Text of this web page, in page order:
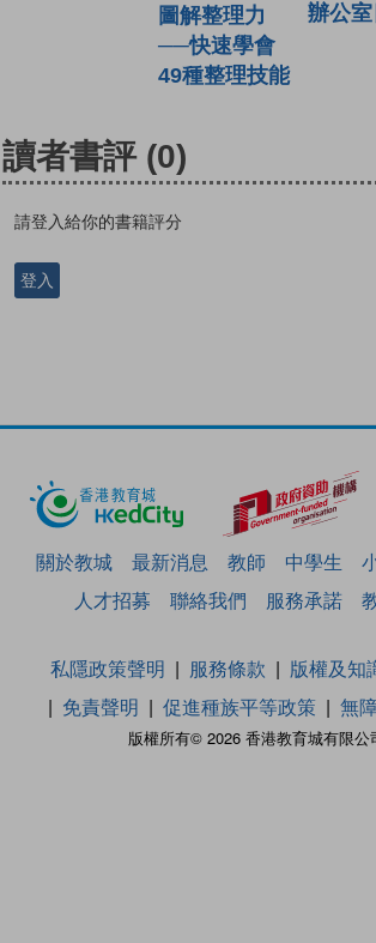
圖解整理力
──快速學會
49種整理技能
辦公
讀者書評 (0)
請登入給你的書籍評分
登入
關於教城 最新消息 教師 中學生
人才招募
聯絡我們 服務承諾
版權所有© 2026 香港教育城有限公
私隱政策聲明 服務條款
版權及知
免責聲明
促進種族平等政策 無